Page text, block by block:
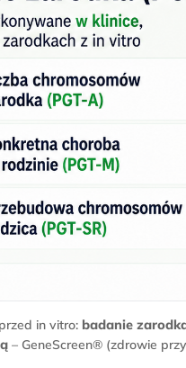
in vitro: badanie
– GeneScreen® (zdrowie